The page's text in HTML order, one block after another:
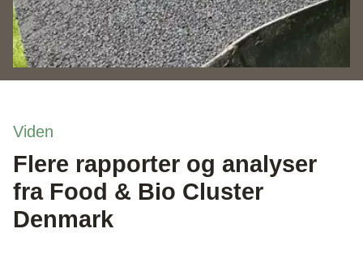
Viden
Flere rapporter og analyser
fra Food & Bio Cluster
Denmark